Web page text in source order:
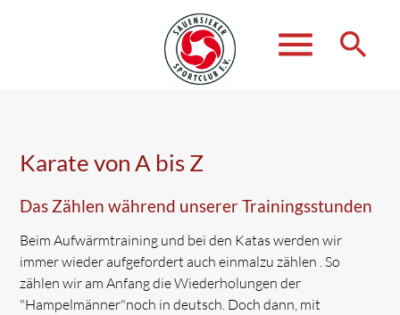
menu search
Karate von A bis Z
Das Zählen während unserer Trainingsstunden
Beim Aufwärmtraining und bei den Katas werden wir
immer wieder aufgefordert auch einmalzu zählen . So
zählen wir am Anfang die Wiederholungen der
"Hampelmänner"noch in deutsch. Doch dann, mit